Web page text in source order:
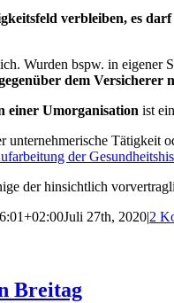
verbleiben, es
Wurden bspw. in eigener
dem Versicherer
einer Umorganisation ist
unternehmerische
der
der hinsichtlich
Juli 27th, 2020|2
Breitag